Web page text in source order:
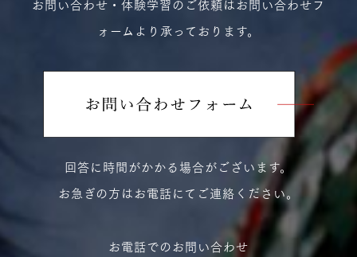
お問い合わせ・体験学習のご依頼はお問い合わせフ
ォームより承っております。
回答に時間がかかる場合がございます。
お急ぎの方はお電話にてご連絡ください。
お電話でのお問い合わせ